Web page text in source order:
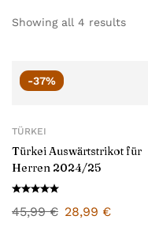
Showing all 4 results
-37%
TÜRKEI
Türkei Auswärtstrikot für
Herren 2024/25
45,99€ 28,99 €